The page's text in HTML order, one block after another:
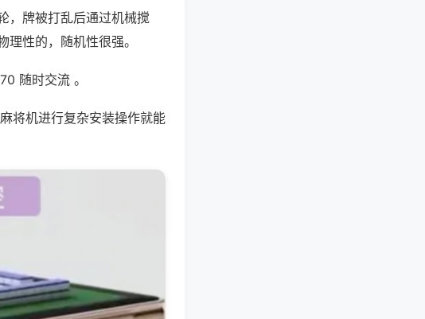
，牌被打乱后通过机械搅
性的，随机性很强。
随时交流 。
将机进行复杂安装操作就能